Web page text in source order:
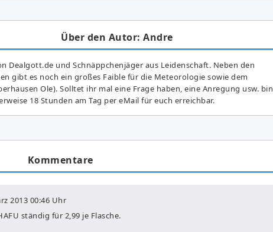
Über den Autor: Andre
Dealgott.de und Schnäppchenjäger aus Leidenschaft. Neben den
gibt es noch ein großes Fai­ble für die Meteorologie sowie dem
Ole). Solltet ihr mal eine Frage haben, eine Anregung usw. bin
18 Stunden am Tag per eMail für euch erreichbar.
Kommentare
2013 00:46 Uhr
ständig für 2,99 je Flasche.